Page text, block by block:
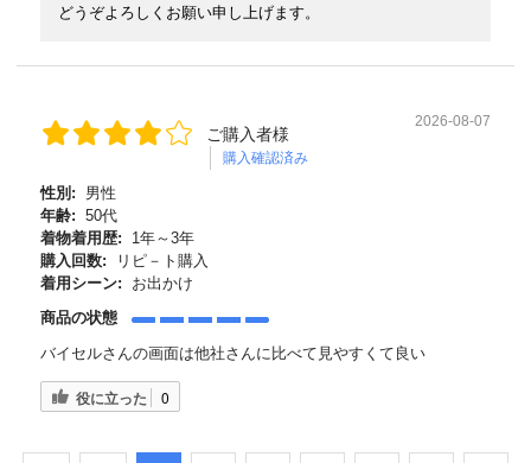
どうぞよろしくお願い申し上げます。
ご購入者様
購入確認済み
2026-08-07
性別:
男性
年齢: 50代
着物着用歴:
1年～3年
購入回数:
リピ－ト購入
着用シーン:
お出かけ
商品の状態
バイセルさんの画面は他社さんに比べて見やすくて良い
役に立った 0